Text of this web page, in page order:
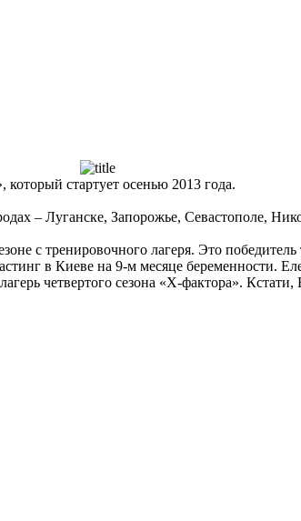
стартует осенью 2013 года.
– Луганске, Запорожье, Севастополе,
с тренировочного лагеря. Это
в Киеве на 9-м месяце беременности.
четвертого сезона «Х-фактора».